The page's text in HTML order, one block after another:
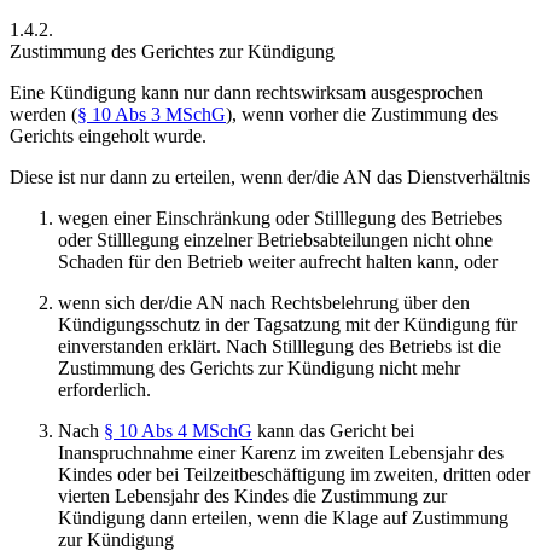
1.4.2.
Zustimmung des Gerichtes zur Kündigung
Eine Kündigung kann nur dann rechtswirksam ausgesprochen
werden (§ 10 Abs 3 MSchG), wenn vorher die Zustimmung des
Gerichts eingeholt wurde.
Diese ist nur dann zu erteilen, wenn der/die AN das Dienstverhältnis
wegen einer Einschränkung oder Stilllegung des Betriebes
oder Stilllegung einzelner Betriebsabteilungen nicht ohne
Schaden für den Betrieb weiter aufrecht halten kann, oder
wenn sich der/die AN nach Rechtsbelehrung über den
Kündigungsschutz in der Tagsatzung mit der Kündigung für
einverstanden erklärt. Nach Stilllegung des Betriebs ist die
Zustimmung des Gerichts zur Kündigung nicht mehr
erforderlich.
Nach § 10 Abs 4 MSchG kann das Gericht bei
Inanspruchnahme einer Karenz im zweiten Lebensjahr des
Kindes oder bei Teilzeitbeschäftigung im zweiten, dritten oder
vierten Lebensjahr des Kindes die Zustimmung zur
Kündigung dann erteilen, wenn die Klage auf Zustimmung
zur Kündigung